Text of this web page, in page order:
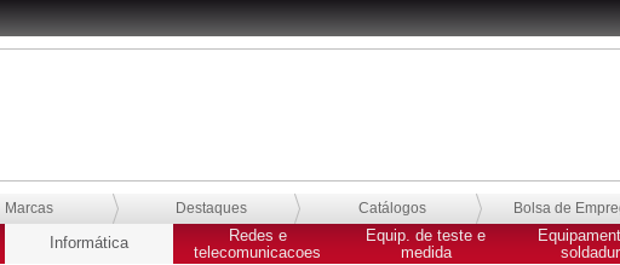
Marcas Destaques Catálogos Bolsa de
Informática
Redes e
telecomunicacoes
Equip. de teste e
medida